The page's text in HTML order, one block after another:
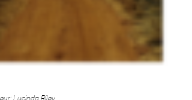
Lucinda Riley